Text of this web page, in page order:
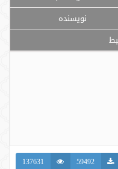
نویسنده
59492
137631